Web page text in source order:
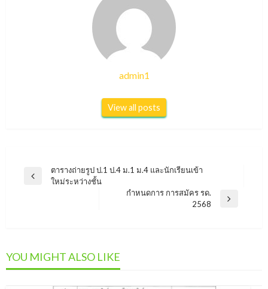
admin1
View all posts
แนะแนว
Previous
ตารางถ่ายรูป ป.1 ป.4 ม.1 ม.4 และนักเรียนเข้า
ใหม่ระหว่างชั้น
กำหนดการ การสมัคร รด.
2568
YOU MIGHT ALSO LIKE